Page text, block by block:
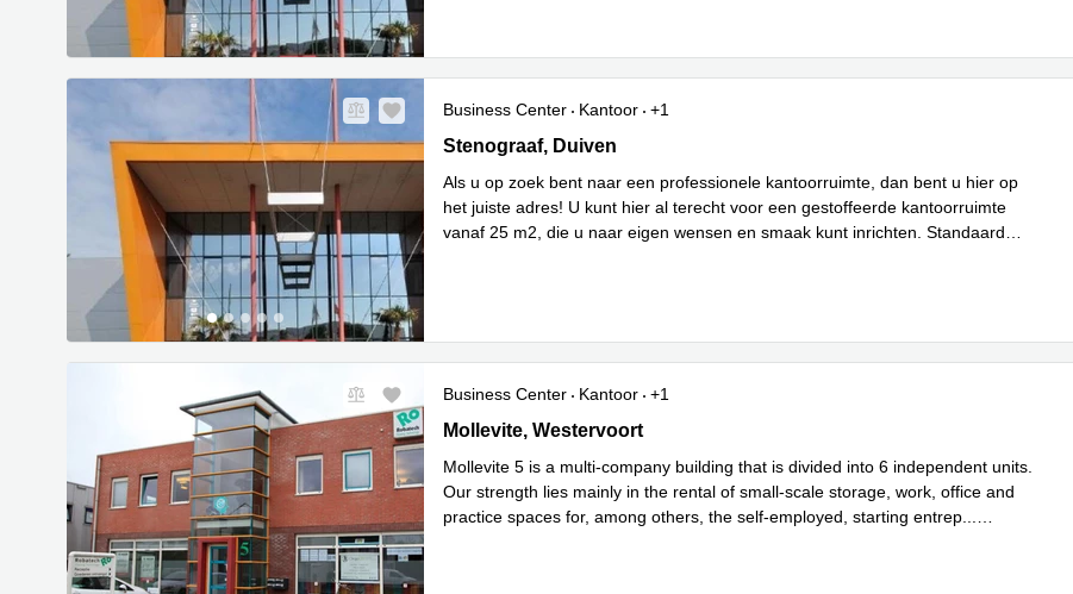
Business Center Kantoor
+1
Stenograaf 1, Duiven
Stenograaf, Duiven
Als u op zoek bent naar een professionele kantoorruimte, dan bent u hier op
het juiste adres! U kunt hier al terecht voor een gestoffeerde kantoorruimte
vanaf 25 m2, die u naar eigen wensen en smaak kunt inrichten. Standaard
Business Center Kantoor
+1
Mollevite 5, Westervoort
Mollevite, Westervoort
Mollevite 5 is a multi-company building that is divided into 6 independent units.
Our strength lies mainly in the rental of small-scale storage, work, office and
practice spaces for, among others, the self-employed, starting entrep